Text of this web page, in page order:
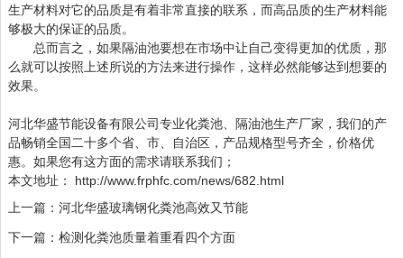
生产材料对它的品质是有着非常直接的联系，而高品质的生产材料能
够极大的保证的品质。
总而言之，如果隔油池要想在市场中让自己变得更加的优质，那
么就可以按照上述所说的方法来进行操作，这样必然能够达到想要的
效果。
河北华盛节能设备有限公司专业化粪池、隔油池生产厂家，我们的产
品畅销全国二十多个省、市、自治区，产品规格型号齐全，价格优
惠。如果您有这方面的需求请联系我们；
本文地址： http://www.frphfc.com/news/682.html
上一篇： 河北华盛玻璃钢化粪池高效又节能
下一篇： 检测化粪池质量着重看四个方面